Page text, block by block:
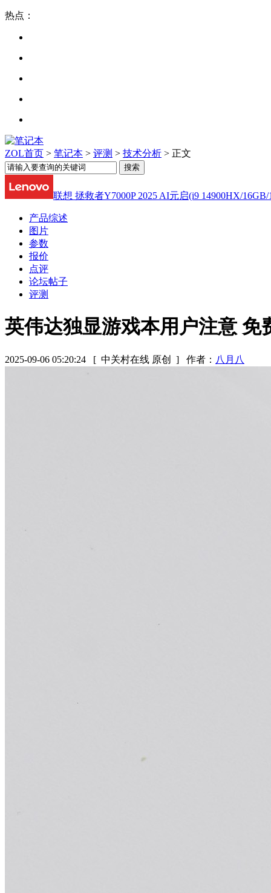
热点：
ZOL首页 > 笔记本 > 评测 > 技术分析 > 正文
联想 拯救者Y7000P 2025 AI元启(i9 14900HX/
产品综述
图片
参数
报价
点评
论坛帖子
评测
英伟达独显游戏本用户注意 免
2025-09-06 05:20:24 [ 中关村在线 原创 ] 作者： 八月八